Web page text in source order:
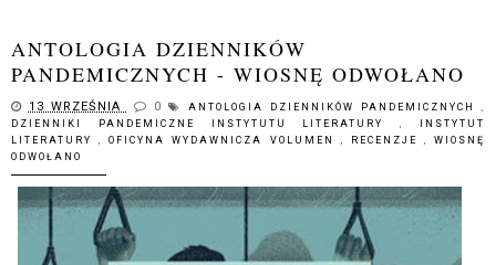
ANTOLOGIA DZIENNIKÓW
PANDEMICZNYCH - WIOSNĘ ODWOŁANO
13 WRZEŚNIA 0 ANTOLOGIA DZIENNIKÓW PANDEMICZNYCH,
DZIENNIKI PANDEMICZNE INSTYTUTU LITERATURY,
INSTYTUT
LITERATURY,OFICYNA WYDAWNICZA VOLUMEN , RECENZJE , WIOSNĘ
ODWOŁANO